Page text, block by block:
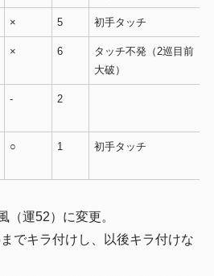
× 5 初手タッチ
× 6
タッチ不発（2巡目前
大破）
- 2
○ 1 初手タッチ
運52）に変更。
でキラ付けし、以後キラ付けな